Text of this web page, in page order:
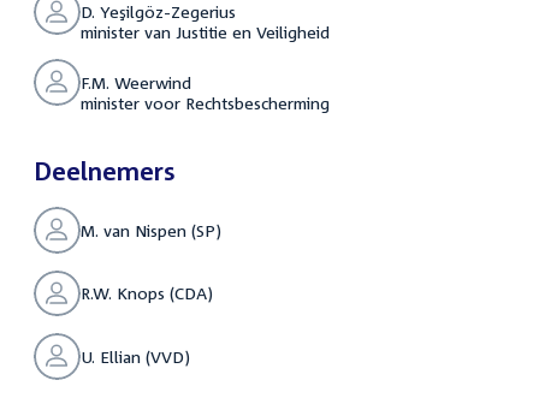
D. Yeşilgöz-Zegerius
minister van Justitie en Veiligheid
F.M. Weerwind
minister voor Rechtsbescherming
Deelnemers
M. van Nispen (SP)
R.W. Knops (CDA)
U. Ellian (VVD)